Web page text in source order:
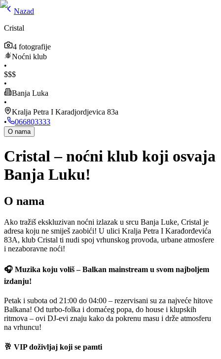
Nazad
Cristal
4 fotografije
Noćni klub
•
$$$
•
Banja Luka
•
Kralja Petra I Karadjordjevica 83a
•
066803333
O nama
Cristal – noćni klub koji osvaja
Banja Luku!
O nama
Ako tražiš ekskluzivan noćni izlazak u srcu Banja Luke, Cristal je
adresa koju ne smiješ zaobići! U ulici Kralja Petra I Karađorđevića
83A, klub Cristal ti nudi spoj vrhunskog provoda, urbane atmosfere
i nezaboravne noći!
🎧 Muzika koju voliš – Balkan mainstream u svom najboljem
izdanju!
Petak i subota od 21:00 do 04:00 – rezervisani su za najveće hitove
Balkana! Od turbo-folka i domaćeg popa, do house i klupskih
ritmova – ovi DJ-evi znaju kako da pokrenu masu i drže atmosferu
na vrhuncu!
🥂 VIP doživljaj koji se pamti